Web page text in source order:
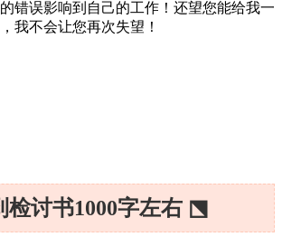
错误影响到自己的工作！还望您能给我一
我不会让您再次失望！
讨书1000字左右 ⬔